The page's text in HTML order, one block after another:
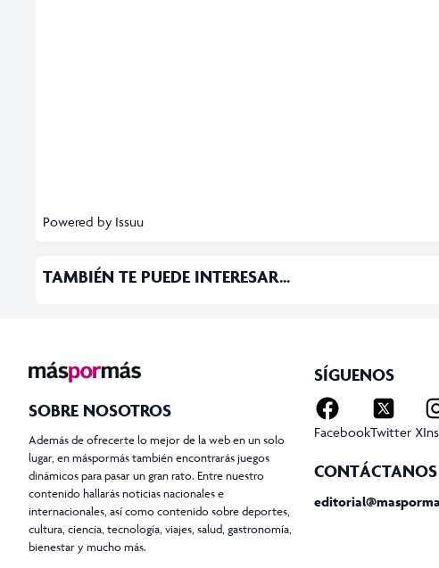
Powered by Issuu
TAMBIÉN TE PUEDE INTERESAR...
SOBRE NOSOTROS
Además de ofrecerte lo mejor de la web en un solo
lugar, en máspormás también encontrarás juegos
dinámicos para pasar un gran rato. Entre nuestro
contenido hallarás noticias nacionales e
internacionales, así como contenido sobre deportes,
cultura, ciencia, tecnología, viajes, salud, gastronomía,
bienestar y mucho más.
SÍGUENOS
FacebookTwitter X
CONTÁCTANOS